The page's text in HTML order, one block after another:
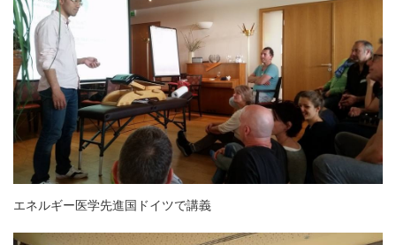
エネルギー医学先進国ドイツで講義